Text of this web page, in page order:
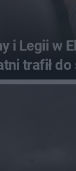
i Legii w
trafił do